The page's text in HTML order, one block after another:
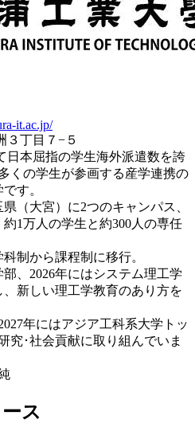
it.ac.jp/
３丁目７−５
日本屈指の学生海外派遣数を誇
くの学生が参画する産学連携の
す。
（大宮）に2つのキャンパス、
1万人の学生と約300人の専任
制から課程制に移行。
、2026年にはシステム理工学
新しい理工学教育のあり方を
年にはアジア工科系大学トッ
究･社会貢献に取り組んでいま
ス